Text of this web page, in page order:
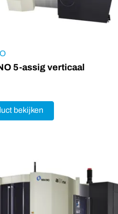
5-assig verticaal
bekijken